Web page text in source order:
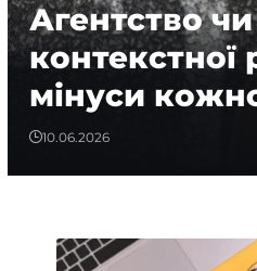
Агентство
контекстної
мінуси
10.06.2026